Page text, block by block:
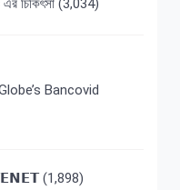
চিকিৎসা (3,034)
Bancovid
𝗧𝗘𝗡𝗘𝗧 (1,898)